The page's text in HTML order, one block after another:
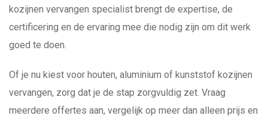
kozijnen vervangen specialist brengt de expertise, de
certificering en de ervaring mee die nodig zijn om dit werk
goed te doen.
Of je nu kiest voor houten, aluminium of kunststof kozijnen
vervangen, zorg dat je de stap zorgvuldig zet. Vraag
meerdere offertes aan, vergelijk op meer dan alleen prijs en